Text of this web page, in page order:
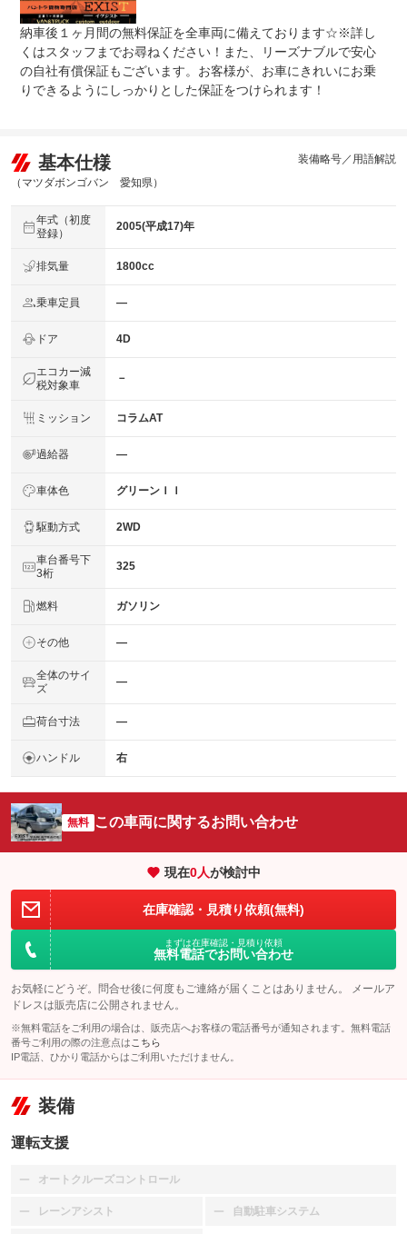
納車後１ヶ月間の無料保証を全車両に備えております☆※詳し
くはスタッフまでお尋ねください！また、リーズナブルで安心
の自社有償保証もございます。お客様が、お車にきれいにお乗
りできるようにしっかりとした保証をつけられます！
基本仕様
（マツダボンゴバン 愛知県）
装備略号／用語解説
年式（初度
登録）
2005(平成17)年
排気量 1800cc
乗車定員 ―
ドア 4D
エコカー減
税対象車
－
ミッション コラムAT
過給器 ―
車体色 グリーンＩＩ
駆動方式 2WD
車台番号下
3桁
325
燃料 ガソリン
その他 ―
全体のサイ
ズ
―
荷台寸法 ―
ハンドル 右
無料 この車両に関するお問い合わせ
現在0人が検討中
在庫確認・見積り依頼(無料)
まずは在庫確認・見積り依頼
無料電話でお問い合わせ
お気軽にどうぞ。問合せ後に何度もご連絡が届くことはありません。 メールア
ドレスは販売店に公開されません。
※無料電話をご利用の場合は、販売店へお客様の電話番号が通知されます。無料電話
番号ご利用の際の注意点は こちら
IP電話、ひかり電話からはご利用いただけません。
装備
運転支援
オートクルーズコントロール
：装備なし
レーンアシスト
：装備なし 自動駐車システム
：装備なし